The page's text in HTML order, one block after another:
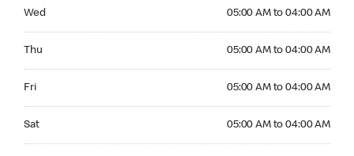
Wed 05:00 AM to 04:00 AM
Thu 05:00 AM to 04:00 AM
Fri 05:00 AM to 04:00 AM
Sat 05:00 AM to 04:00 AM